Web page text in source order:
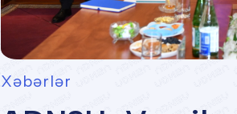
Xəbərlər